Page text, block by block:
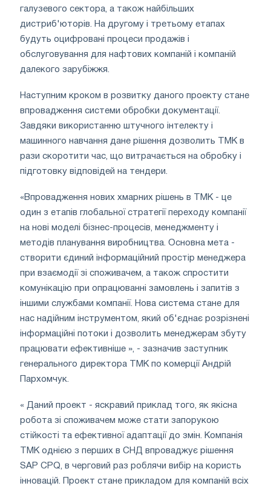
галузевого сектора, а також найбільших
дистриб'юторів. На другому і третьому етапах
будуть оцифровані процеси продажів і
обслуговування для нафтових компаній і компаній
далекого зарубіжжя.
Наступним кроком в розвитку даного проекту стане
впровадження системи обробки документації.
Завдяки використанню штучного інтелекту і
машинного навчання дане рішення дозволить ТМК в
рази скоротити час, що витрачається на обробку і
підготовку відповідей на тендери.
«Впровадження нових хмарних рішень в ТМК - це
один з етапів глобальної стратегії переходу компанії
на нові моделі бізнес-процесів, менеджменту і
методів планування виробництва. Основна мета -
створити єдиний інформаційний простір менеджера
при взаємодії зі споживачем, а також спростити
комунікацію при опрацюванні замовлень і запитів з
іншими службами компанії. Нова система стане для
нас надійним інструментом, який об'єднає розрізнені
інформаційні потоки і дозволить менеджерам збуту
працювати ефективніше », - зазначив заступник
генерального директора ТМК по комерції Андрій
Пархомчук.
« Даний проект - яскравий приклад того, як якісна
робота зі споживачем може стати запорукою
стійкості та ефективної адаптації до змін. Компанія
ТМК однією з перших в СНД впроваджує рішення
SAP CPQ, в черговий раз роблячи вибір на користь
інновацій. Проект стане прикладом для компаній всіх